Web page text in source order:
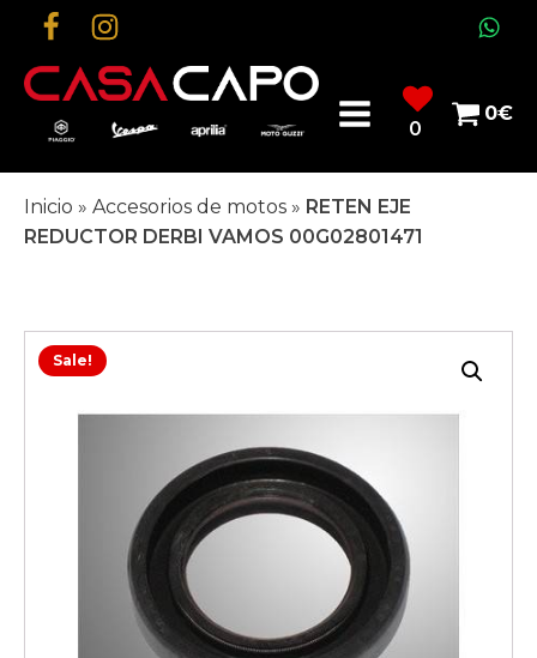
0
0€
Inicio » Accesorios de motos » RETEN EJE
REDUCTOR DERBI VAMOS 00G02801471
Sale!